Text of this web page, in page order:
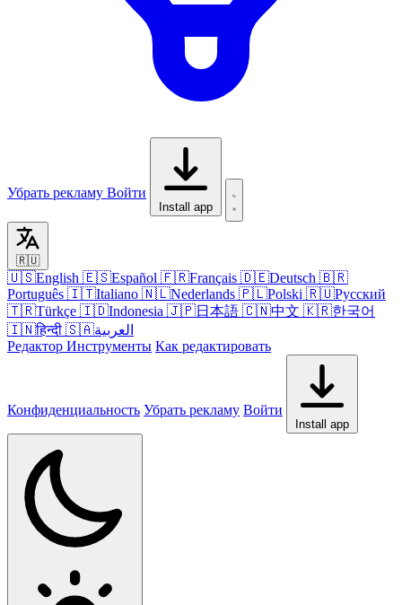
Убрать рекламу Войти
Install app
🇷🇺
🇺🇸English 🇪🇸Español 🇫🇷Français 🇩🇪Deutsch 🇧🇷
Português 🇮🇹Italiano 🇳🇱Nederlands 🇵🇱Polski 🇷🇺Русский
🇹🇷Türkçe 🇮🇩Indonesia 🇯🇵日本語 🇨🇳中文 🇰🇷한국어
🇮🇳हिन्दी 🇸🇦العربية
Редактор Инструменты Как редактировать
Конфиденциальность Убрать рекламу Войти
Install app